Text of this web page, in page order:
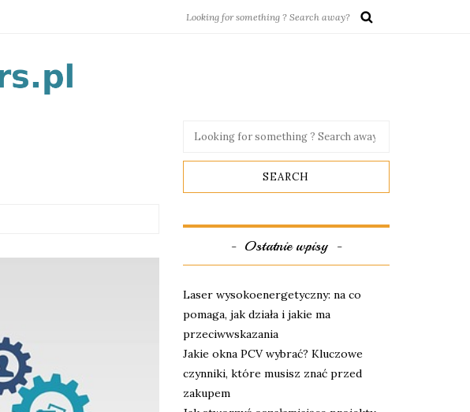
Ostatnie wpisy
Laser wysokoenergetyczny: na co
pomaga, jak działa i jakie ma
przeciwwskazania
Jakie okna PCV wybrać? Kluczowe
czynniki, które musisz znać przed
zakupem